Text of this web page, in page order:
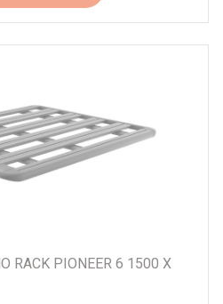
RACK PIONEER 6 1500 X